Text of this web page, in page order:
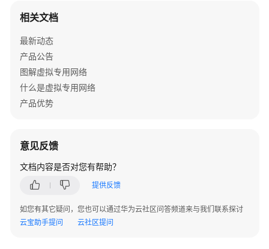
品
介
绍
计
费
快
速
用
相关文档
最新动态
产品公告
图解虚拟专用网络
什么是虚拟专用网络
产品优势
意见反馈
文档内容是否对您有帮助？
提供反馈
如您有其它疑问，您也可以通过华为云社区问答频道来与我们联系探讨
云宝助手提问
云社区提问